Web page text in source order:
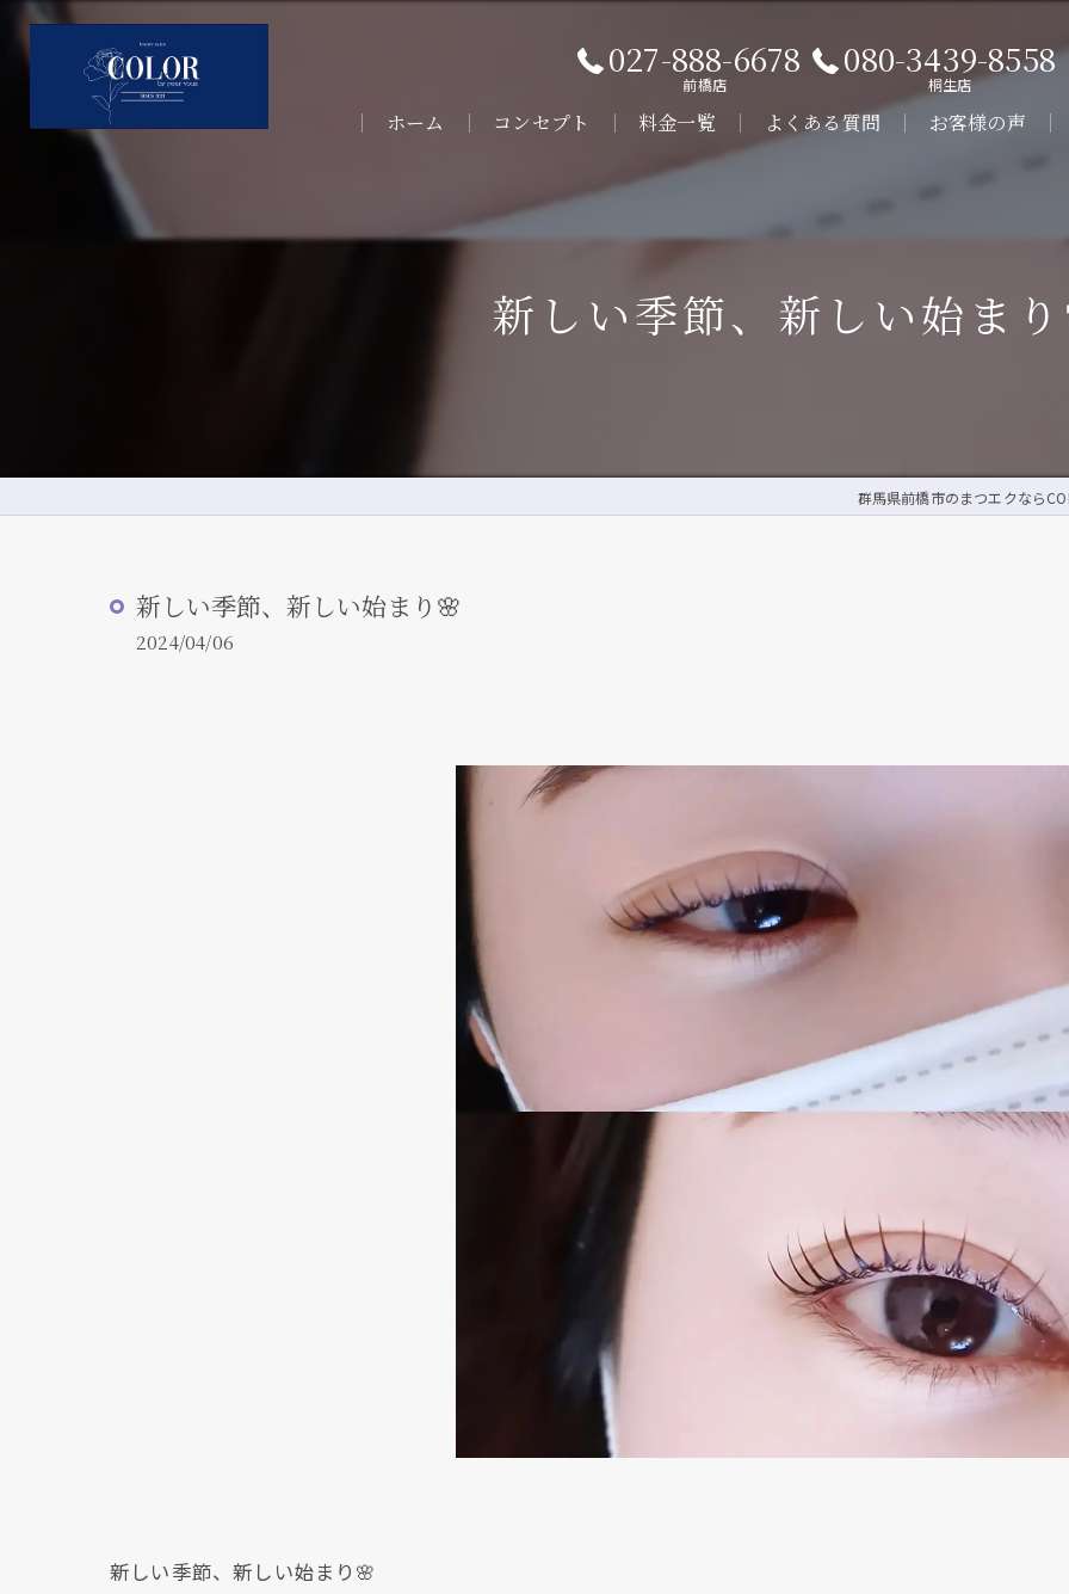
027-888-6678
前橋店
080-3439-8558
桐生店
ホーム コンセプト 料金一覧 よくある質問 お客様の声
新しい季節、新しい始まり
群馬県前橋市のまつエクなら
新しい季節、新しい始まり🌸
2024/04/06
新しい季節、新しい始まり🌸